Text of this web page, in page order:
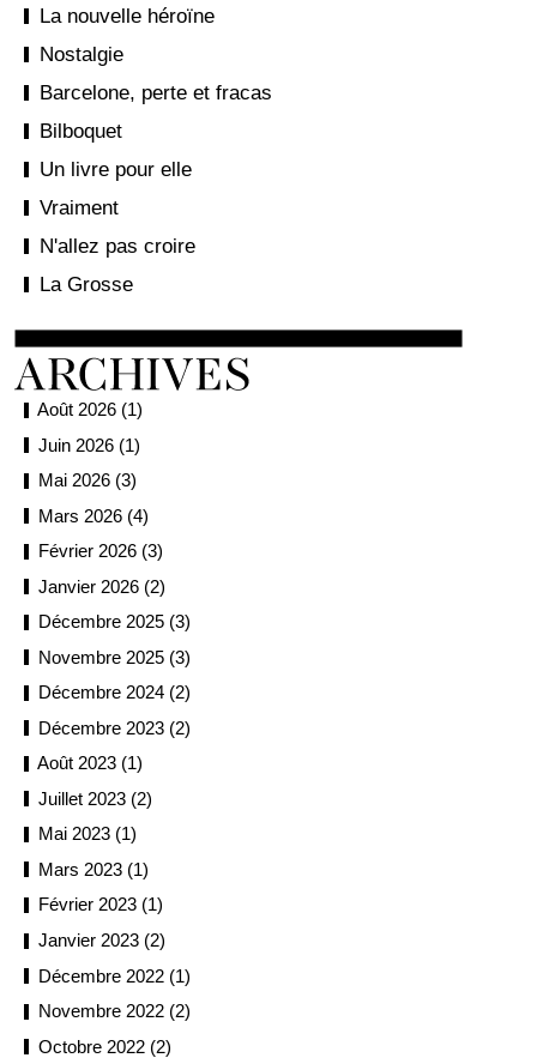
La nouvelle héroïne
Nostalgie
Barcelone, perte et fracas
Bilboquet
Un livre pour elle
Vraiment
N'allez pas croire
La Grosse
Août 2026 (1)
Juin 2026 (1)
Mai 2026 (3)
Mars 2026 (4)
Février 2026 (3)
Janvier 2026 (2)
Décembre 2025 (3)
Novembre 2025 (3)
Décembre 2024 (2)
Décembre 2023 (2)
Août 2023 (1)
Juillet 2023 (2)
Mai 2023 (1)
Mars 2023 (1)
Février 2023 (1)
Janvier 2023 (2)
Décembre 2022 (1)
Novembre 2022 (2)
Octobre 2022 (2)